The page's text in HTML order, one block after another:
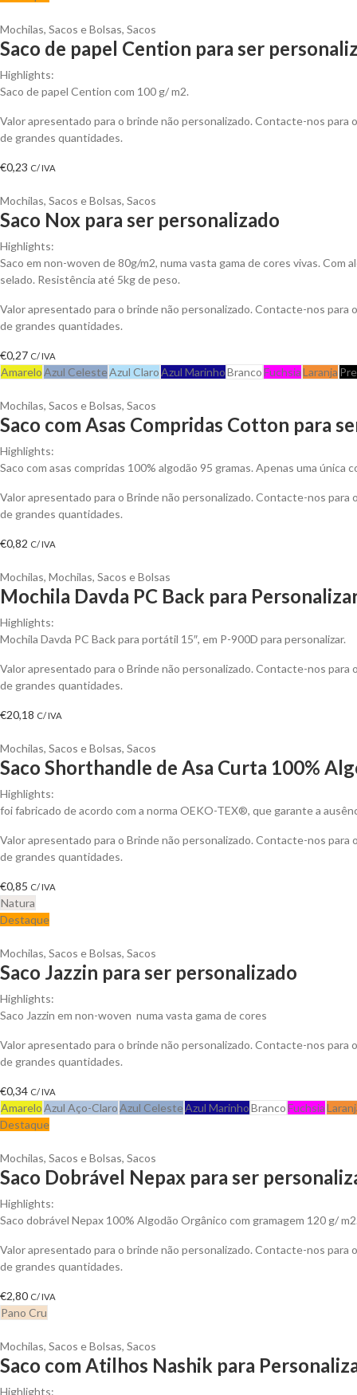
Mochilas, Sacos e Bolsas, Sacos
Saco de papel Cention para ser
Highlights:
Saco de papel Cention com 100 g/ m2.
Valor apresentado para o brinde não personalizado. Contacte-nos para
de grandes quantidades.
€0,23 C/ IVA
Mochilas, Sacos e Bolsas, Sacos
Saco Nox para ser personalizado
Highlights:
Saco em non-woven de 80g/m2, numa vasta gama de cores vivas.
selado. Resistência até 5kg de peso.
Valor apresentado para o brinde não personalizado. Contacte-nos para
de grandes quantidades.
€0,27 C/ IVA
AmareloAzul CelesteAzul ClaroAzul MarinhoBrancoFuchsiaLaranja
Mochilas, Sacos e Bolsas, Sacos
Saco com Asas Compridas Cotton para
Highlights:
Saco com asas compridas 100% algodão 95 gramas. Apenas uma única
Valor apresentado para o Brinde não personalizado. Contacte-nos
de grandes quantidades.
€0,82 C/ IVA
Mochilas, Mochilas, Sacos e Bolsas
Mochila Davda PC Back para
Highlights:
Mochila Davda PC Back para portátil 15″, em P-900D para personalizar.
Valor apresentado para o Brinde não personalizado. Contacte-nos
de grandes quantidades.
€20,18 C/ IVA
Mochilas, Sacos e Bolsas, Sacos
Saco Shorthandle de Asa Curta 100%
Highlights:
foi fabricado de acordo com a norma OEKO-TEX®, que garante a
Valor apresentado para o Brinde não personalizado. Contacte-nos
de grandes quantidades.
€0,85 C/ IVA
Natura
Destaque
Mochilas, Sacos e Bolsas, Sacos
Saco Jazzin para ser personalizado
Highlights:
Saco Jazzin em non-woven numa vasta gama de cores
Valor apresentado para o brinde não personalizado. Contacte-nos para
de grandes quantidades.
€0,34 C/ IVA
AmareloAzul Aço-ClaroAzul CelesteAzul MarinhoBrancoFuchsia
Destaque
Mochilas, Sacos e Bolsas, Sacos
Saco Dobrável Nepax para ser
Highlights:
Saco dobrável Nepax 100% Algodão Orgânico com gramagem 120 g/
Valor apresentado para o brinde não personalizado. Contacte-nos para
de grandes quantidades.
€2,80 C/ IVA
Pano Cru
Mochilas, Sacos e Bolsas, Sacos
Saco com Atilhos Nashik para
Highlights: